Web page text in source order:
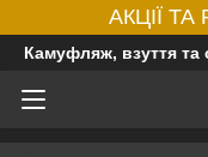
АКЦІЇ
Камуфляж, взуття та